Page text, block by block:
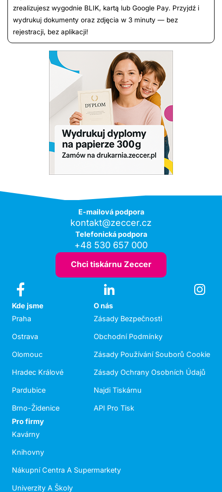
zrealizujesz wygodnie BLIK, kartą lub Google Pay. Przyjdź i
wydrukuj dokumenty oraz zdjęcia w 3 minuty — bez
rejestracji, bez aplikacji!
E-mailová podpora
kontakt@zeccer.cz
Telefonická podpora
+48 530 657 000
Chci tiskárnu Zeccer
Kde jsme
Praha
Ostrava
Olomouc
Hradec Králové
Pardubice
Brno-Židenice
O nás
Zásady Bezpečnosti
Obchodní Podmínky
Zásady Používání Souborů Cookie
Zásady Ochrany Osobních Údajů
Najdi Tiskárnu
API Pro Tisk
Pro firmy
Kavárny
Knihovny
Nákupní Centra A Supermarkety
Univerzity A Školy